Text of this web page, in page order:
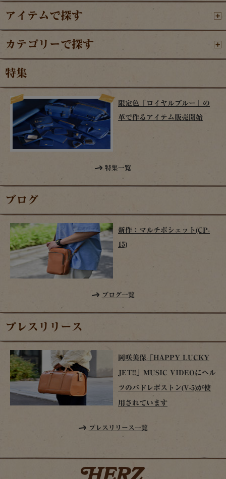
アイテムで探す
カテゴリーで探す
特集
限定色「ロイヤルブルー」の
革で作るアイテム販売開始
特集一覧
ブログ
新作：マルチポシェット(CP-
15)
ブログ一覧
プレスリリース
岡咲美保「HAPPY LUCKY
JET!!」MUSIC VIDEOにヘル
ツのパドレボストン(V-5)が使
用されています
プレスリリース一覧